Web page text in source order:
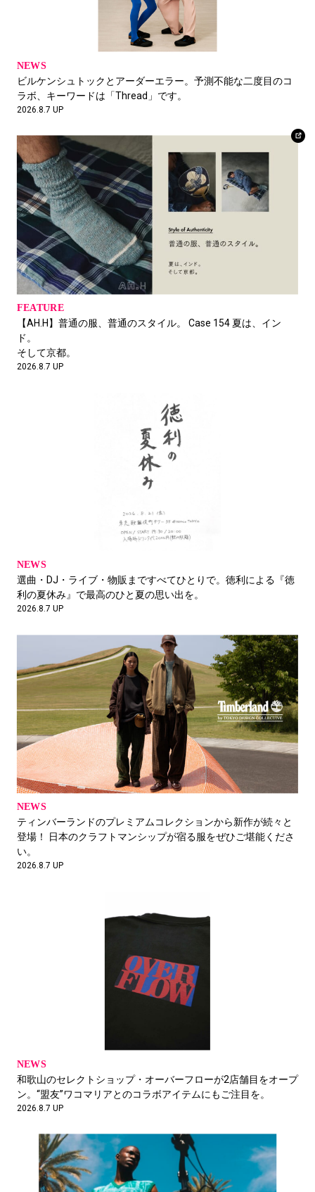
NEWS
ビルケンシュトックとアーダーエラー。予測不能な二度目のコ
ラボ、キーワードは「Thread」です。
2026.8.7 UP
FEATURE
【AH.H】普通の服、普通のスタイル。 Case 154 夏は、イン
ド。
そして京都。
2026.8.7 UP
NEWS
選曲・DJ・ライブ・物販まですべてひとりで。徳利による『徳
利の夏休み』で最高のひと夏の思い出を。
2026.8.7 UP
NEWS
ティンバーランドのプレミアムコレクションから新作が続々と
登場！ 日本のクラフトマンシップが宿る服をぜひご堪能くださ
い。
2026.8.7 UP
NEWS
和歌山のセレクトショップ・オーバーフローが2店舗目をオープ
ン。“盟友”ワコマリアとのコラボアイテムにもご注目を。
2026.8.7 UP
FEATURE
ニューバランスと「スーパースポーツゼビオ ららぽーと豊洲
店」が提案する、新しいランニングコミュニティの形。
2026.8.5 UP
FEATURE
トゥミアクシス、時代の先を行くバッグを3人はどう持つ？
2026.8.5 UP
Meta。
2026.8.1 UP
FEATURE
長崎と岩手を繋ぐ架け橋。陶磁器デザイナー・阿部薫太郎が手
がける波佐見焼の専門店。
2026.7.28 UP
2026.8.6 UP
OUT OF MUSEUMに行こう。
小牟田 亮
フイナム編集長
2026.8.6 UP
urself / NICATA ディレクター
2026.8.6 UP
羽田駐車場の怪
蔡 俊行
フイナム発行人
「ちいかわ」の映画を観た感想 ※ネタバレ
サンプルセールで散財後、会食
軽井沢通信 -二拠点生活への道（2）-
RASSLIN'&CO.代表 / Mountain Martial Artsディレク
ター
2026.8.5 UP
この光沢でコットン100%？な白シャツ
名村恒毅
ITONAM Inc.代表取締役
2026.8.5 UP
おもしろい【世界の金持ちがJリーグを買う
日？】人間も組織も古くなる前に リインベン
ション。
$HOW5 (#テガキ)
ひとり〈消費生活〉169日目〜174日目
2026.8.4 UP
CREATIVE DIRECTORという商標